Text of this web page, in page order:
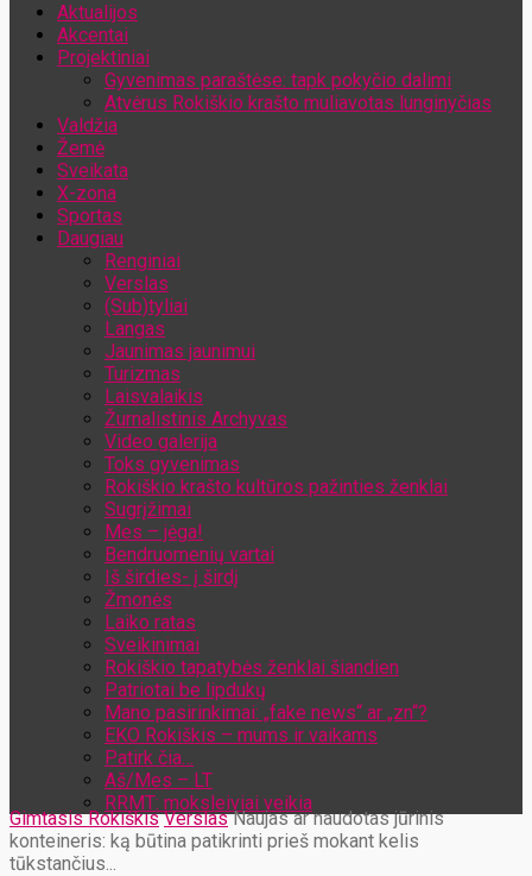
Aktualijos
Akcentai
Projektiniai
Gyvenimas paraštėse: tapk pokyčio dalimi
Atvėrus Rokiškio krašto muliavotas lunginyčias
Valdžia
Žemė
Sveikata
X-zona
Sportas
Daugiau
Renginiai
Verslas
(Sub)tyliai
Langas
Jaunimas jaunimui
Turizmas
Laisvalaikis
Žurnalistinis Archyvas
Video galerija
Toks gyvenimas
Rokiškio krašto kultūros pažinties ženklai
Sugrįžimai
Mes – jėga!
Bendruomenių vartai
Iš širdies- į širdį
Žmonės
Laiko ratas
Sveikinimai
Rokiškio tapatybės ženklai šiandien
Patriotai be lipdukų
Mano pasirinkimai: „fake news“ ar „zn“?
EKO Rokiškis – mums ir vaikams
Patirk čia…
Aš/Mes – LT
RRMT: moksleiviai veikia
Gimtasis Rokiškis Verslas Naujas ar naudotas jūrinis
konteineris: ką būtina patikrinti prieš mokant kelis
tūkstančius...